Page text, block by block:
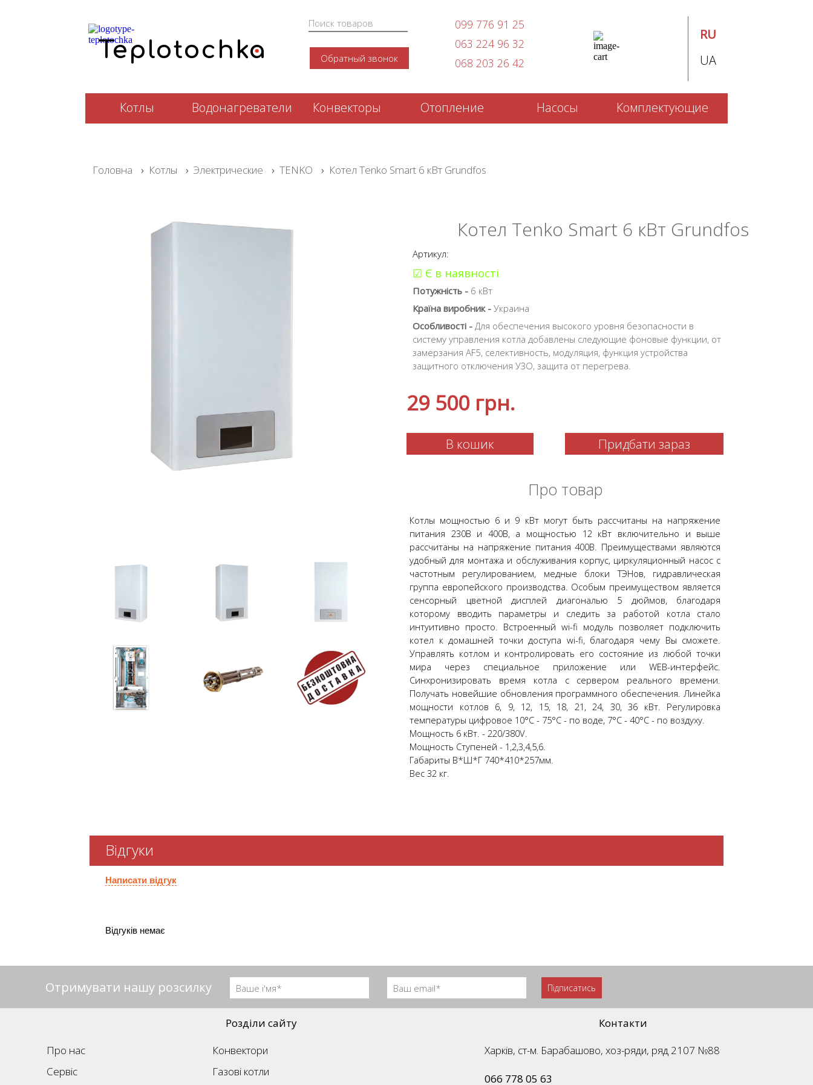
Teplotochka
. Обратный звонок
099 776 91 25
063 224 96 32
068 203 26 42
RU
UA
Котлы Водонагреватели Конвекторы Отопление Насосы Комплектующие
Головна › Котлы › Электрические › TENKO › Котел Tenko Smart 6 кВт Grundfos
Котел Tenko Smart 6 кВт Grundfos
Артикул:
☑ Є в наявності
Потужність - 6 кВт
Країна виробник - Украина
Особливості - Для обеспечения высокого уровня безопасности в
систему управления котла добавлены следующие фоновые функции, от
замерзания AF5, селективность, модуляция, функция устройства
защитного отключения УЗО, защита от перегрева.
29 500грн.
В кошик Придбати зараз
Про товар
Котлы мощностью 6 и 9 кВт могут быть рассчитаны на напряжение
питания 230В и 400В, а мощностью 12 кВт включительно и выше
рассчитаны на напряжение питания 400В. Преимуществами являются
удобный для монтажа и обслуживания корпус, циркуляционный насос с
частотным регулированием, медные блоки ТЭНов, гидравлическая
группа европейского производства. Особым преимуществом является
сенсорный цветной дисплей диагональю 5 дюймов, благодаря
которому вводить параметры и следить за работой котла стало
интуитивно просто. Встроенный wi-fi модуль позволяет подключить
котел к домашней точки доступа wi-fi, благодаря чему Вы сможете.
Управлять котлом и контролировать его состояние из любой точки
мира через специальное приложение или WEB-интерфейс.
Синхронизировать время котла с сервером реального времени.
Получать новейшие обновления программного обеспечения. Линейка
мощности котлов 6, 9, 12, 15, 18, 21, 24, 30, 36 кВт. Регулировка
температуры цифровое 10°C - 75°C - по воде, 7°С - 40°С - по воздуху.
Мощность 6 кВт. - 220/380V.
Мощность Ступеней - 1,2,3,4,5,6.
Габариты В*Ш*Г 740*410*257мм.
Вес 32 кг.
Відгуки
Написати відгук
Відгуків немає
Отримувати нашу розсилку Підписатись
Розділи сайту
Про нас
Конвектори
Сервіс
Газові котли
Контакти
Харків, ст-м. Барабашово, хоз-ряди, ряд 2107 №88
066 778 05 63